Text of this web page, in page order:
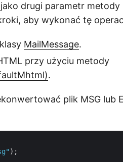
jako drugi parametr metody
aby wykonać tę
MailMessage.
przy użyciu metody
.
plik MSG lub
);